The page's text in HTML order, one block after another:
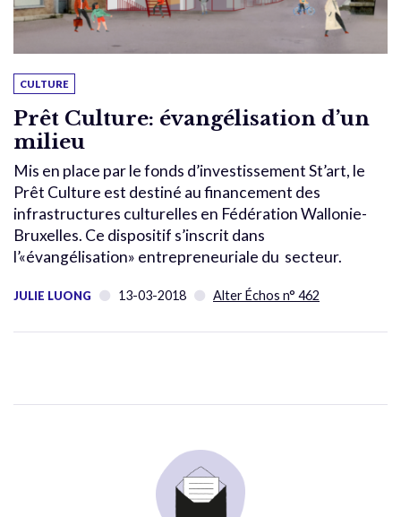
CULTURE
Prêt Culture: évangélisation d’un
milieu
Mis en place par le fonds d’investissement St’art, le
Prêt Culture est destiné au financement des
infrastructures culturelles en Fédération Wallonie-
Bruxelles. Ce dispositif s’inscrit dans
l’«évangélisation» entrepreneuriale du secteur.
JULIE LUONG 13-03-2018 Alter Échos n° 462